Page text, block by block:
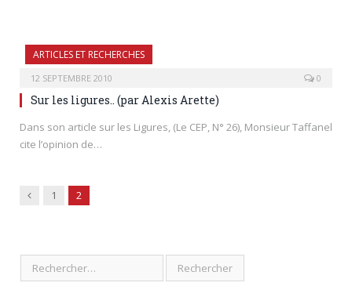
ARTICLES ET RECHERCHES
12 SEPTEMBRE 2010 0
Sur les ligures.. (par Alexis Arette)
Dans son article sur les Ligures, (Le CEP, N° 26), Monsieur Taffanel
cite l’opinion de…
Previous
1 2